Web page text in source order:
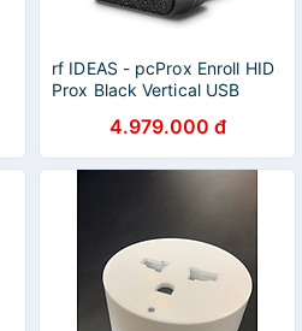
rf IDEAS - pcProx Enroll HID
Prox Black Vertical USB
4.979.000 đ